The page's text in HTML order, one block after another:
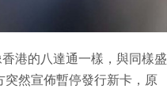
港的八達通一樣，與同樣盛
然宣佈暫停發行新卡，原